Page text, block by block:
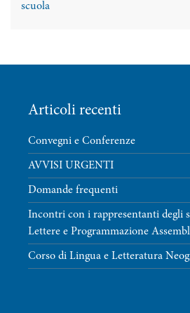
scuola
Articoli recenti
Convegni e Conferenze
AVVISI URGENTI
Domande frequenti
Incontri con i rappresentanti degli
Lettere e Programmazione
Corso di Lingua e Letteratura